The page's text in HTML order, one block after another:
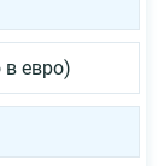
евро)